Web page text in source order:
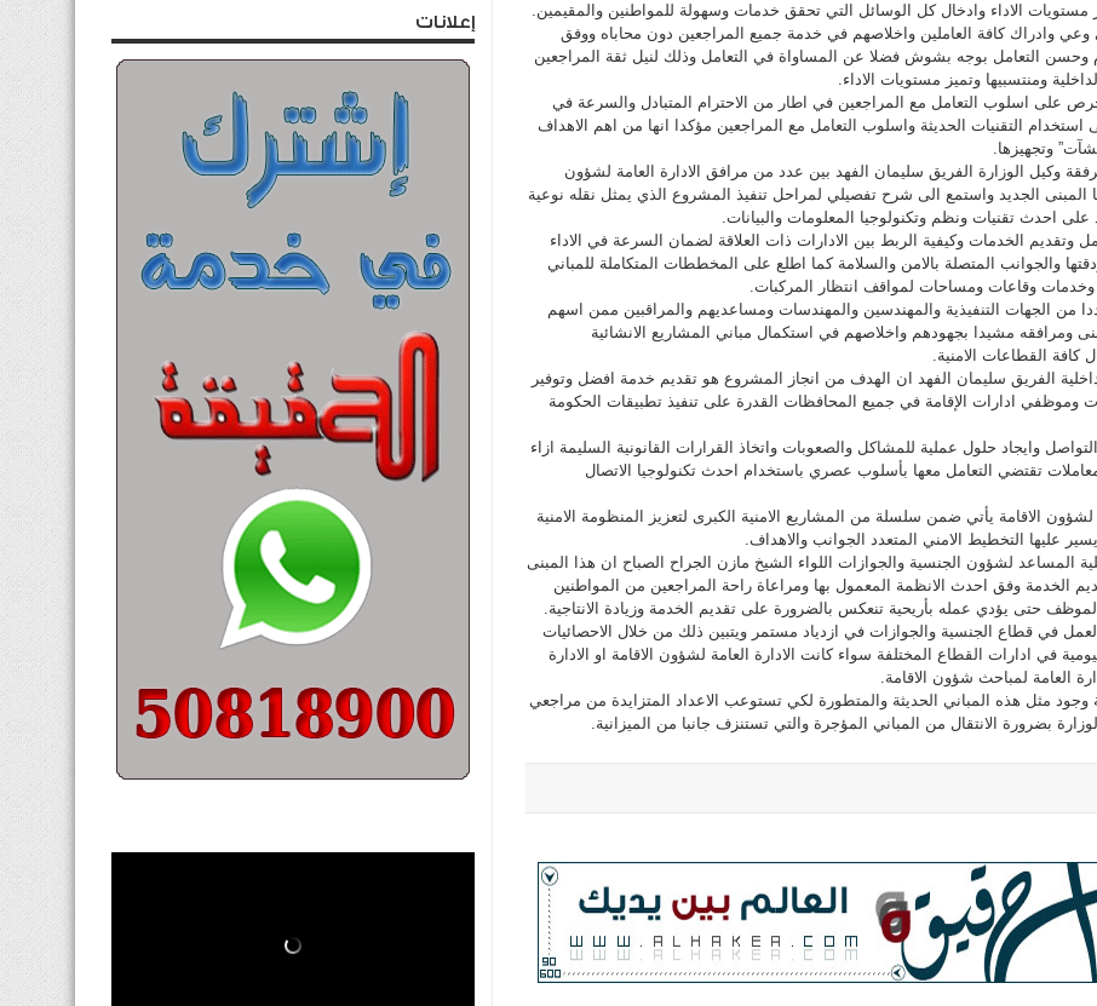
مستويات الاداء وادخال كل الوسائل التي تحقق خدمات وسهولة للمواطنين والمقيمين.
وعي وادراك كافة العاملين واخلاصهم في خدمة جميع المراجعين دون محاباه ووفق
وحسن التعامل بوجه بشوش فضلا عن المساواة في التعامل وذلك لنيل ثقة المراجعين
ومنتسبيها وتميز مستويات الاداء.
على اسلوب التعامل مع المراجعين في اطار من الاحترام المتبادل والسرعة في
استخدام التقنيات الحديثة واسلوب التعامل مع المراجعين مؤكدا انها من اهم الاهداف
وتجهيزها.
وكيل الوزارة الفريق سليمان الفهد بين عدد من مرافق الادارة العامة لشؤون
المبنى الجديد واستمع الى شرح تفصيلي لمراحل تنفيذ المشروع الذي يمثل نقله نوعية
احدث تقنيات ونظم وتكنولوجيا المعلومات والبيانات.
وتقديم الخدمات وكيفية الربط بين الادارات ذات العلاقة لضمان السرعة في الاداء
والجوانب المتصلة بالامن والسلامة كما اطلع على المخططات المتكاملة للمباني
وقاعات ومساحات لمواقف انتظار المركبات.
من الجهات التنفيذية والمهندسين والمهندسات ومساعديهم والمراقبين ممن اسهم
ومرافقه مشيدا بجهودهم واخلاصهم في استكمال مباني المشاريع الانشائية
كافة القطاعات الامنية.
الفريق سليمان الفهد ان الهدف من انجاز المشروع هو تقديم خدمة افضل وتوفير
وموظفي ادارات الإقامة في جميع المحافظات القدرة على تنفيذ تطبيقات الحكومة
وايجاد حلول عملية للمشاكل والصعوبات واتخاذ القرارات القانونية السليمة ازاء
تقتضي التعامل معها بأسلوب عصري باستخدام احدث تكنولوجيا الاتصال
لشؤون الاقامة يأتي ضمن سلسلة من المشاريع الامنية الكبرى لتعزيز المنظومة الامنية
يسير عليها التخطيط الامني المتعدد الجوانب والاهداف.
المساعد لشؤون الجنسية والجوازات اللواء الشيخ مازن الجراح الصباح ان هذا المبنى
الخدمة وفق احدث الانظمة المعمول بها ومراعاة راحة المراجعين من المواطنين
حتى يؤدي عمله بأريحية تنعكس بالضرورة على تقديم الخدمة وزيادة الانتاجية.
في قطاع الجنسية والجوازات في ازدياد مستمر ويتبين ذلك من خلال الاحصائيات
في ادارات القطاع المختلفة سواء كانت الادارة العامة لشؤون الاقامة او الادارة
العامة لمباحث شؤون الاقامة.
مثل هذه المباني الحديثة والمتطورة لكي تستوعب الاعداد المتزايدة من مراجعي
بضرورة الانتقال من المباني المؤجرة والتي تستنزف جانبا من الميزانية.
إعلانات